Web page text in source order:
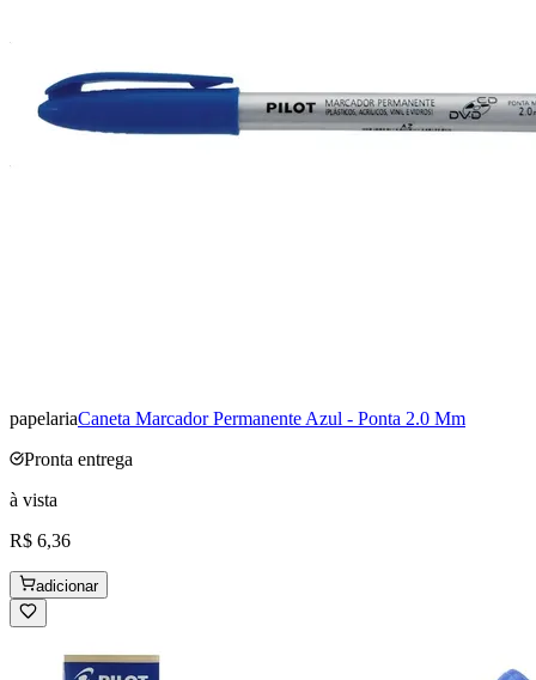
papelariaCaneta Marcador Permanente Azul - Ponta 2.0 Mm
Pronta entrega
à vista
R$ 6,36
adicionar